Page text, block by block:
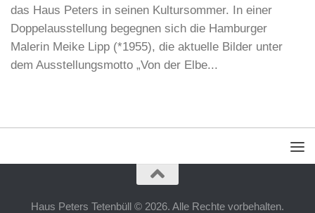
das Haus Peters in seinen Kultursommer. In einer
Doppelausstellung begegnen sich die Hamburger
Malerin Meike Lipp (*1955), die aktuelle Bilder unter
dem Ausstellungsmotto „Von der Elbe...
Haus Peters Tetenbüll © 2026. Alle Rechte vorbehalten.